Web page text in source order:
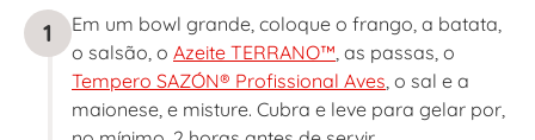
1
Em um bowl grande, coloque o frango, a batata,
o salsão, o Azeite TERRANO™ , as passas, o
Tempero SAZÓN® Profissional Aves , o sal e a
maionese, e misture. Cubra e leve para gelar por,